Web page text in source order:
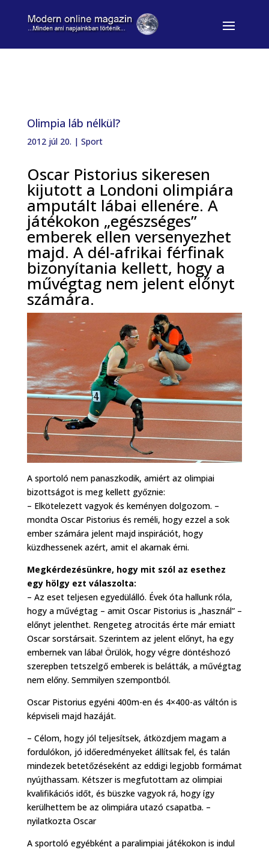
Olimpia láb nélkül?
2012 júl 20. | Sport
Oscar Pistorius sikeresen
kijutott a Londoni olimpiára
amputált lábai ellenére. A
játékokon „egészséges”
emberek ellen versenyezhet
majd. A dél-afrikai férfinak
bizonyítania kellett, hogy a
művégtag nem jelent előnyt
számára.
A sportoló nem panaszkodik, amiért az olimpiai
bizottságot is meg kellett győznie:
– Elkötelezett vagyok és keményen dolgozom. –
mondta Oscar Pistorius és reméli, hogy ezzel a sok
ember számára jelent majd inspirációt, hogy
küzdhessenek azért, amit el akarnak érni.
Megkérdezésünkre, hogy mit szól az esethez
egy hölgy ezt válaszolta:
– Az eset teljesen egyedülálló. Évek óta hallunk róla,
hogy a művégtag – amit Oscar Pistorius is „használ” –
előnyt jelenthet. Rengeteg atrocitás érte már emiatt
Oscar sorstársait. Szerintem az jelent előnyt, ha egy
embernek van lába! Örülök, hogy végre döntéshozó
szerepben tetszelgő emberek is belátták, a művégtag
nem előny. Semmilyen szempontból.
Oscar Pistorius egyéni 400m-en és 4×400-as váltón is
képviseli majd hazáját.
– Célom, hogy jól teljesítsek, átközdjem magam a
fordulókon, jó időeredményeket állítsak fel, és talán
mindezek betetőzéseként az eddigi legjobb formámat
nyújthassam. Kétszer is megfutottam az olimpiai
kvalifikációs időt, és büszke vagyok rá, hogy így
kerülhettem be az olimpiára utazó csapatba. –
nyilatkozta Oscar
A sportoló egyébként a paralimpiai játékokon is indul